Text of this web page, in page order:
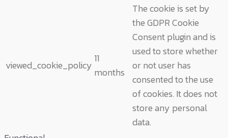
viewed_cookie_policy
11
months
The cookie is set by
the GDPR Cookie
Consent plugin and is
used to store whether
or not user has
consented to the use
of cookies. It does not
store any personal
data.